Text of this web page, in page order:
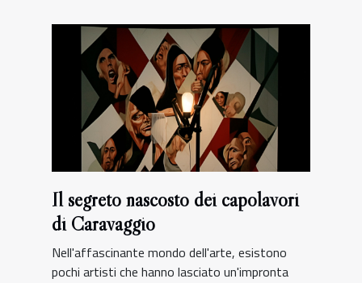
Il segreto nascosto dei capolavori
di Caravaggio
Nell'affascinante mondo dell'arte, esistono
pochi artisti che hanno lasciato un'impronta